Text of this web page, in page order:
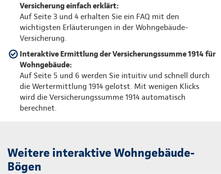
Versicherung einfach erklärt:
Auf Seite 3 und 4 erhalten Sie ein FAQ mit den
wichtigsten Erläuterungen in der Wohngebäude-
Versicherung.
Interaktive Ermittlung der Versicherungssumme 1914 für
Wohngebäude:
Auf Seite 5 und 6 werden Sie intuitiv und schnell durch
die Wertermittlung 1914 gelotst. Mit wenigen Klicks
wird die Versicherungssumme 1914 automatisch
berechnet.
Weitere interaktive Wohngebäude-
Bögen